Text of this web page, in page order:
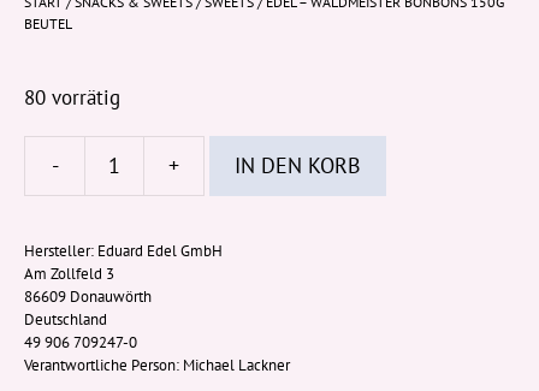
BEUTEL
80 vorrätig
-
Edel
Waldmeister
Menge
+ IN DEN KORB
Hersteller: Eduard Edel GmbH
Am Zollfeld 3
86609 Donauwörth
Deutschland
49 906 709247-0
Verantwortliche Person: Michael Lackner